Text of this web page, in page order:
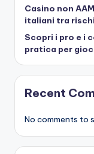
Casino non
italiani tra
Scopri i pro e i
pratica per
Recent
No comments to